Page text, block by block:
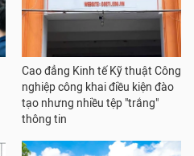
Cao đẳng Kinh tế Kỹ thuật Công
nghiệp công khai điều kiện đào
tạo nhưng nhiều tệp "trắng"
thông tin